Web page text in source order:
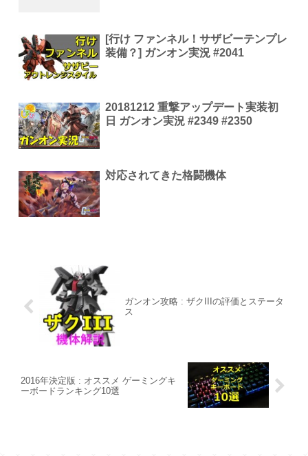
[行け ファンネル！サザビーテンプレ
装備？] ガンオン実況 #2041
20181212 重撃アップデート実装初
日 ガンオン実況 #2349 #2350
対応されてきた格闘機体
ガンオン攻略 : ザクIIIの評価とステータ
ス
2016年決定版 : オススメ ゲーミングキ
ーボードランキング10選